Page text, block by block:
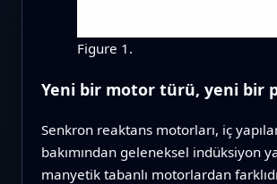
Figure 1.
Yeni bir motor türü, yeni bir
Senkron reaktans motorları, iç
bakımından geleneksel indüksiyon
manyetik tabanlı motorlardan